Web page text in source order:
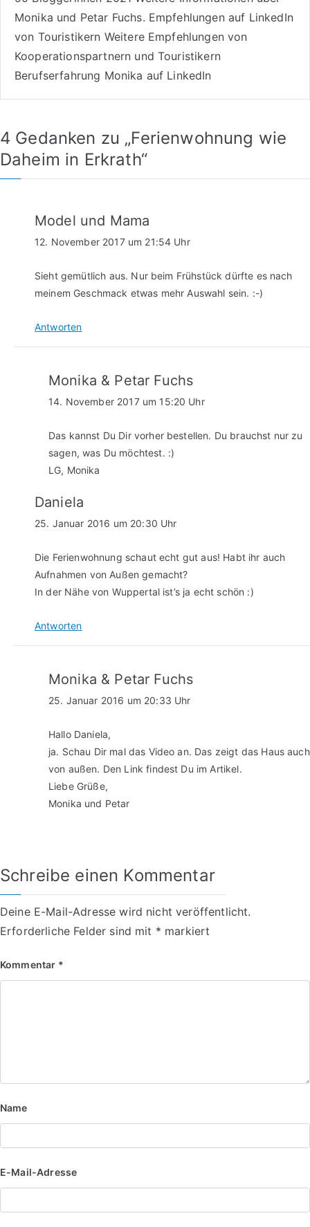
Monika und Petar Fuchs. Empfehlungen auf LinkedIn
von Touristikern Weitere Empfehlungen von
Kooperationspartnern und Touristikern
Berufserfahrung Monika auf LinkedIn
4 Gedanken zu „Ferienwohnung wie
Daheim in Erkrath“
Model und Mama
12. November 2017 um 21:54 Uhr
Sieht gemütlich aus. Nur beim Frühstück dürfte es nach
meinem Geschmack etwas mehr Auswahl sein. :-)
Antworten
Monika & Petar Fuchs
14. November 2017 um 15:20 Uhr
Das kannst Du Dir vorher bestellen. Du brauchst nur zu
sagen, was Du möchtest. :)
LG, Monika
Daniela
25. Januar 2016 um 20:30 Uhr
Die Ferienwohnung schaut echt gut aus! Habt ihr auch
Aufnahmen von Außen gemacht?
In der Nähe von Wuppertal ist’s ja echt schön :)
Antworten
Monika & Petar Fuchs
25. Januar 2016 um 20:33 Uhr
Hallo Daniela,
ja. Schau Dir mal das Video an. Das zeigt das Haus auch
von außen. Den Link findest Du im Artikel.
Liebe Grüße,
Monika und Petar
Schreibe einen Kommentar
Deine E-Mail-Adresse wird nicht veröffentlicht.
Erforderliche Felder sind mit * markiert
Kommentar *
Name
E-Mail-Adresse